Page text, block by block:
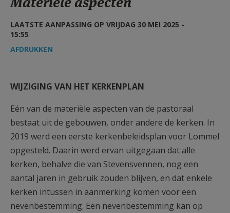
AANMELDEN OF REGISTREREN
LAATSTE AANPASSING OP VRIJDAG 30 MEI 2025 -
15:55
AFDRUKKEN
WIJZIGING VAN HET KERKENPLAN
Eén van de materiële aspecten van de pastoraal
bestaat uit de gebouwen, onder andere de kerken. In
2019 werd een eerste kerkenbeleidsplan voor Lommel
opgesteld. Daarin werd ervan uitgegaan dat alle
kerken, behalve die van Stevensvennen, nog een
aantal jaren in gebruik zouden blijven, en dat enkele
kerken intussen in aanmerking komen voor een
nevenbestemming. Een nevenbestemming kan op